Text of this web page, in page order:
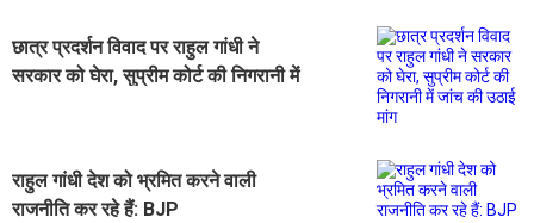
छात्र प्रदर्शन विवाद पर राहुल गांधी ने
सरकार को घेरा, सुप्रीम कोर्ट की निगरानी में
राहुल गांधी देश को भ्रमित करने वाली
राजनीति कर रहे हैं: BJP